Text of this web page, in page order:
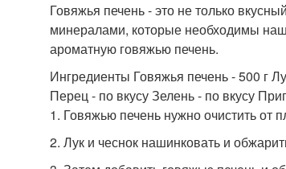
Говяжья печень - это не только
минералами, которые необходимы
ароматную говяжью печень.
Ингредиенты Говяжья печень - 500 г
Перец - по вкусу Зелень - по вкусу
1. Говяжью печень нужно очистить от
2. Лук и чеснок нашинковать и